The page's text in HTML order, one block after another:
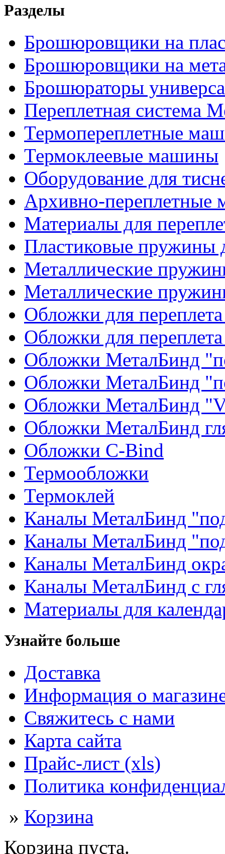
Разделы
Брошюровщики на
Брошюровщики на
Брошюраторы
Переплетная система
Термопереплетные
Термоклеевые машины
Оборудование для
Архивно-переплетные
Материалы для
Пластиковые пружины
Металлические
Металлические
Обложки для
Обложки для
Обложки МеталБинд
Обложки МеталБинд
Обложки МеталБинд
Обложки МеталБинд
Обложки C-Bind
Термообложки
Термоклей
Каналы МеталБинд
Каналы МеталБинд
Каналы МеталБинд
Каналы МеталБинд с
Материалы для
Узнайте больше
Доставка
Информация о
Свяжитесь с нами
Карта сайта
Прайс-лист (xls)
Политика
» Корзина
Корзина пуста.